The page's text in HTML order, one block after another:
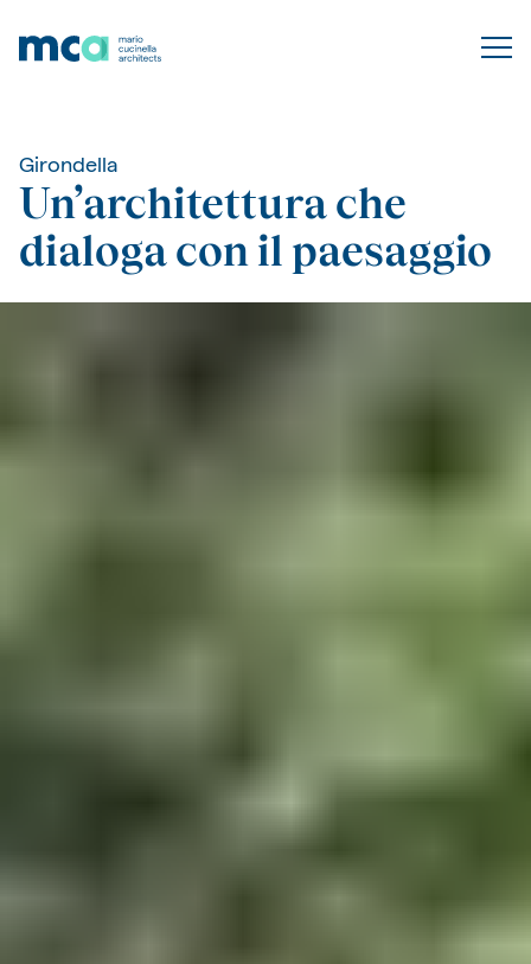
Girondella
Un’architettura che
dialoga con il paesaggio